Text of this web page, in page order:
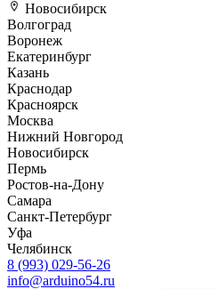
Новосибирск
Волгоград
Воронеж
Екатеринбург
Казань
Краснодар
Красноярск
Москва
Нижний Новгород
Новосибирск
Пермь
Ростов-на-Дону
Самара
Санкт-Петербург
Уфа
Челябинск
8 (993) 029-56-26
info@arduino54.ru